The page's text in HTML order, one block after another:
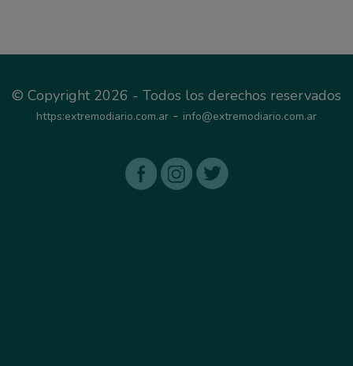
© Copyright 2026 - Todos los derechos reservados
https:extremodiario.com.ar - info@extremodiario.com.ar